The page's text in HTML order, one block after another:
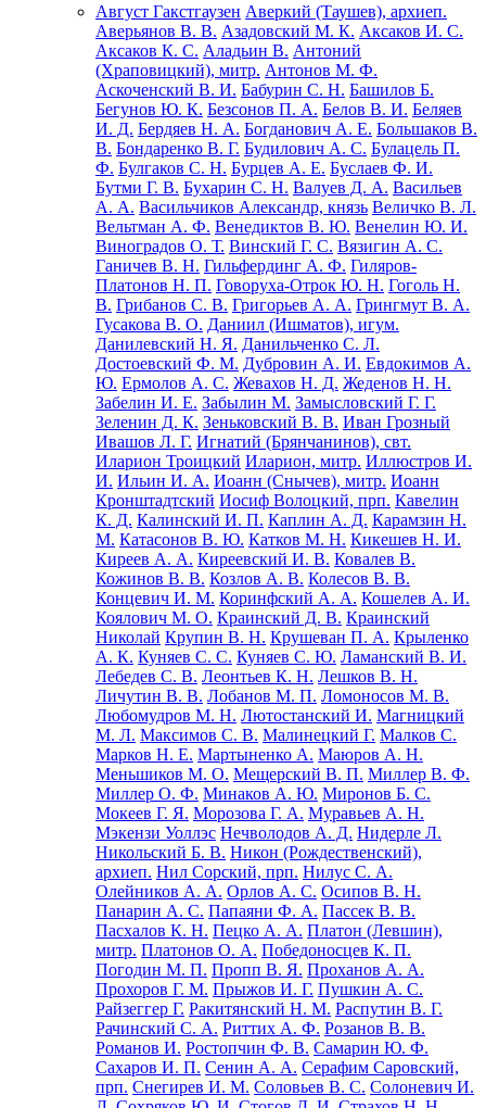
Август Гакстгаузен Аверкий (Таушев), архиеп.
Аверьянов В. В. Азадовский М. К. Аксаков И. С.
Аксаков К. С. Аладьин В. Антоний
(Храповицкий), митр. Антонов М. Ф.
Аскоченский В. И. Бабурин С. Н. Башилов Б.
Бегунов Ю. К. Безсонов П. А. Белов В. И. Беляев
И. Д. Бердяев Н. А. Богданович А. Е. Большаков В.
В. Бондаренко В. Г. Будилович А. С. Булацель П.
Ф. Булгаков С. Н. Бурцев А. Е. Буслаев Ф. И.
Бутми Г. В. Бухарин С. Н. Валуев Д. А. Васильев
А. А. Васильчиков Александр, князь Величко В. Л.
Вельтман А. Ф. Венедиктов В. Ю. Венелин Ю. И.
Виноградов О. Т. Винский Г. С. Вязигин А. С.
Ганичев В. Н. Гильфердинг А. Ф. Гиляров-
Платонов Н. П. Говоруха-Отрок Ю. Н. Гоголь Н.
В. Грибанов С. В. Григорьев А. А. Грингмут В. А.
Гусакова В. О. Даниил (Ишматов), игум.
Данилевский Н. Я. Данильченко С. Л.
Достоевский Ф. М. Дубровин А. И. Евдокимов А.
Ю. Ермолов А. С. Жевахов Н. Д. Жеденов Н. Н.
Забелин И. Е. Забылин М. Замысловский Г. Г.
Зеленин Д. К. Зеньковский В. В. Иван Грозный
Ивашов Л. Г. Игнатий (Брянчанинов), свт.
Иларион Троицкий Иларион, митр. Иллюстров И.
И. Ильин И. А. Иоанн (Снычев), митр. Иоанн
Кронштадтский Иосиф Волоцкий, прп. Кавелин
К. Д. Калинский И. П. Каплин А. Д. Карамзин Н.
М. Катасонов В. Ю. Катков М. Н. Кикешев Н. И.
Киреев А. А. Киреевский И. В. Ковалев В.
Кожинов В. В. Козлов А. В. Колесов В. В.
Концевич И. М. Коринфский А. А. Кошелев А. И.
Коялович М. О. Краинский Д. В. Краинский
Николай Крупин В. Н. Крушеван П. А. Крыленко
А. К. Куняев С. С. Куняев С. Ю. Ламанский В. И.
Лебедев С. В. Леонтьев К. Н. Лешков В. Н.
Личутин В. В. Лобанов М. П. Ломоносов М. В.
Любомудров М. Н. Лютостанский И. Магницкий
М. Л. Максимов С. В. Малинецкий Г. Малков С.
Марков Н. Е. Мартыненко А. Маюров А. Н.
Меньшиков М. О. Мещерский В. П. Миллер В. Ф.
Миллер О. Ф. Минаков А. Ю. Миронов Б. С.
Мокеев Г. Я. Морозова Г. А. Муравьев А. Н.
Мэкензи Уоллэс Нечволодов А. Д. Нидерле Л.
Никольский Б. В. Никон (Рождественский),
архиеп. Нил Сорский, прп. Нилус С. А.
Олейников А. А. Орлов А. С. Осипов В. Н.
Панарин А. С. Папаяни Ф. А. Пассек В. В.
Пасхалов К. Н. Пецко А. А. Платон (Левшин),
митр. Платонов О. А. Победоносцев К. П.
Погодин М. П. Пропп В. Я. Проханов А. А.
Прохоров Г. М. Прыжов И. Г. Пушкин А. С.
Райзеггер Г. Ракитянский Н. М. Распутин В. Г.
Рачинский С. А. Риттих А. Ф. Розанов В. В.
Романов И. Ростопчин Ф. В. Самарин Ю. Ф.
Сахаров И. П. Сенин А. А. Серафим Саровский,
прп. Снегирев И. М. Соловьев В. С. Солоневич И.